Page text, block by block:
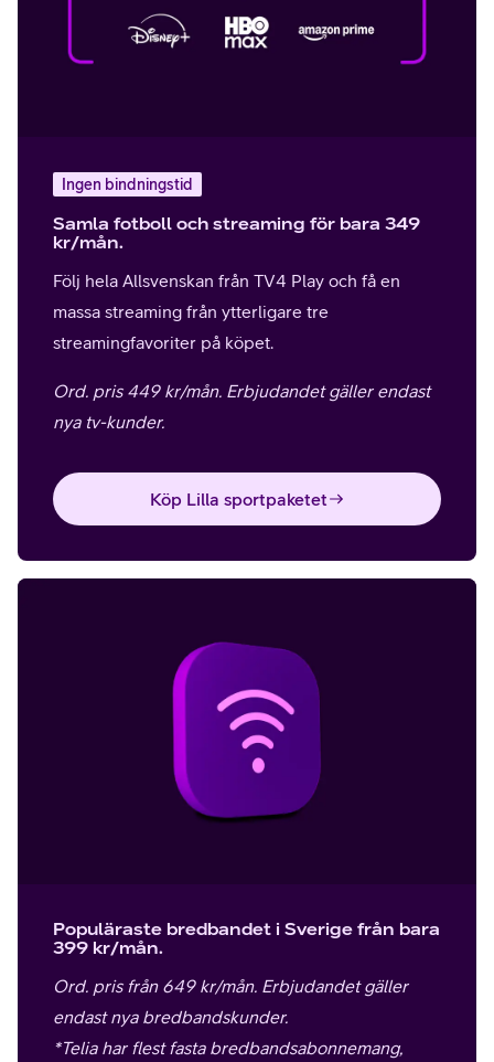
Ingen bindningstid
Samla fotboll och streaming för bara 349
kr/mån.
Följ hela Allsvenskan från TV4 Play och få en
massa streaming från ytterligare tre
streamingfavoriter på köpet.
Ord. pris 449 kr/mån. Erbjudandet gäller endast
nya tv-kunder.
Köp Lilla sportpaketet
Populäraste bredbandet i Sverige från bara
399 kr/mån.
Ord. pris från 649 kr/mån. Erbjudandet gäller
endast nya bredbandskunder.
*Telia har flest fasta bredbandsabonnemang,